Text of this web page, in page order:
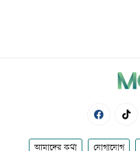
আমাদের কথা যোগাযোগ